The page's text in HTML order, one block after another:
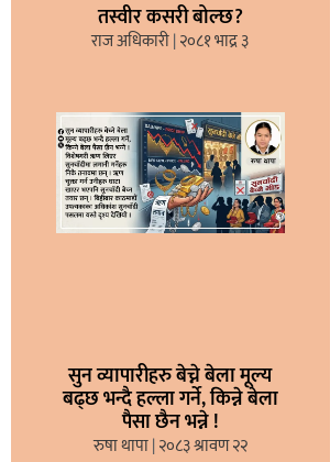
तस्वीर कसरी बोल्छ?
राज अधिकारी २०८१ भाद्र ३
सुन व्यापारीहरु बेच्ने बेला मूल्य
बढ्छ भन्दै हल्ला गर्ने, किन्ने बेला
पैसा छैन भन्ने !
रुषा थापा २०८३ श्रावण २२